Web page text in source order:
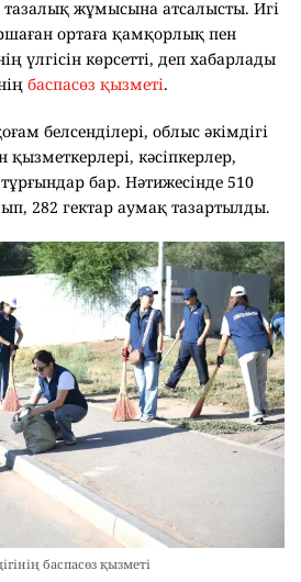
жұмысына атсалысты. Игі
ортаға қамқорлық пен
үлгісін көрсетті, деп хабарлады
баспасөз қызметі.
белсенділері, облыс әкімдігі
қызметкерлері, кәсіпкерлер,
бар. Нәтижесінде 510
282 гектар аумақ тазартылды.
баспасөз қызметі